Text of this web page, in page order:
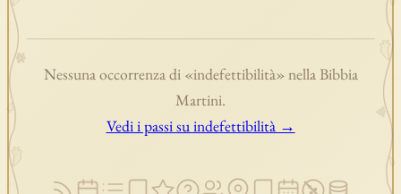
Nessuna occorrenza di «indefettibilità» nella Bibbia
Martini.
Vedi i passi su indefettibilità →